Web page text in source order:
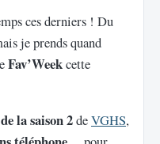
ces derniers ! Du
je prends quand
Fav’Weekcette
la saison 2deVGHS,